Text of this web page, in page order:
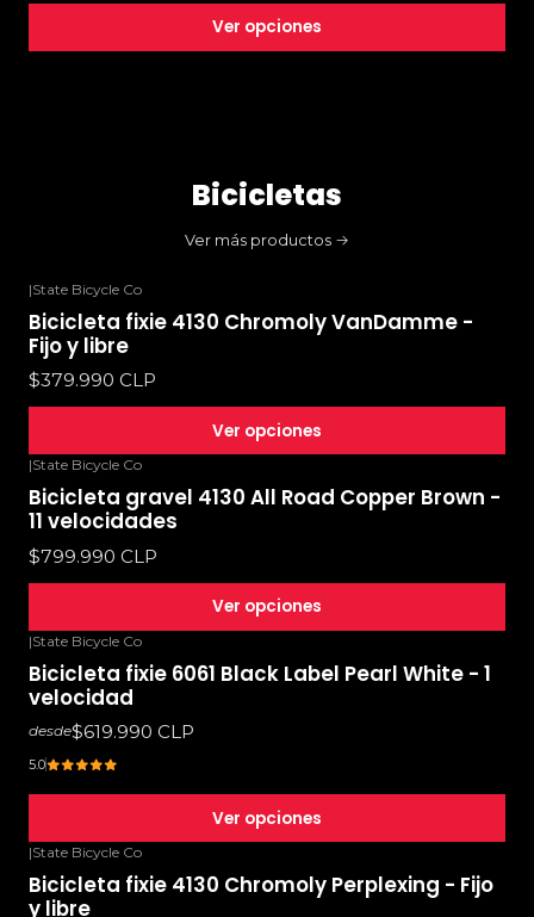
Ver opciones
Bicicletas
Ver más productos
|State Bicycle Co
Bicicleta fixie 4130 Chromoly VanDamme -
Fijo y libre
$379.990 CLP
Ver opciones
|State Bicycle Co
Bicicleta gravel 4130 All Road Copper Brown -
11 velocidades
$799.990 CLP
Ver opciones
|State Bicycle Co
Bicicleta fixie 6061 Black Label Pearl White - 1
velocidad
desde$619.990 CLP
5.0
Ver opciones
|State Bicycle Co
Bicicleta fixie 4130 Chromoly Perplexing - Fijo
y libre